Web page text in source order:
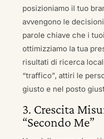
posizioniamo il tuo
avvengono le
parole chiave che i
ottimizziamo la tua
risultati di ricerca
“traffico”, attiri le
giusto e nel posto
3. Crescita
“Secondo Me”